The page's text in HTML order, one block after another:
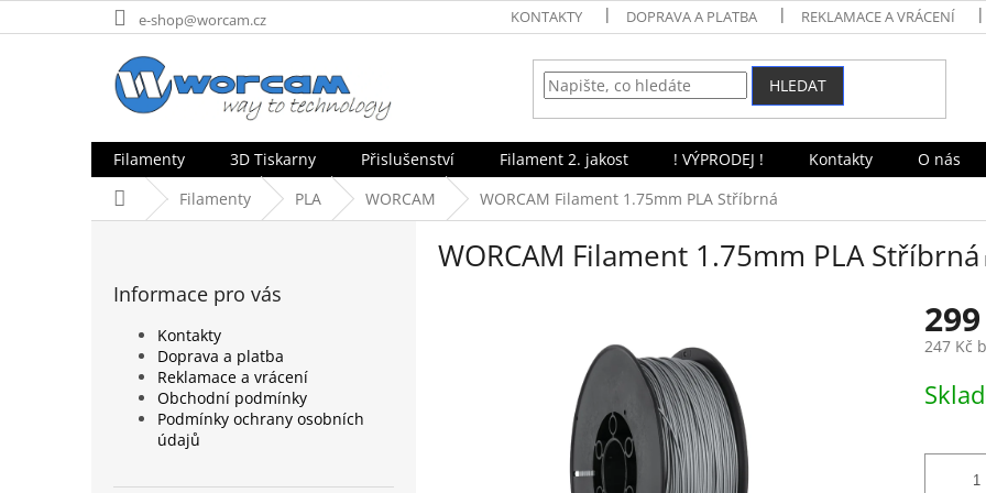
na
e-shop@worcam.cz KONTAKTY DOPRAVA A PLATBA REKLAMACE A VRÁCENÍ
HLEDAT
Filamenty 3D Tiskarny Přislušenství Filament 2. jakost ! VÝPRODEJ ! Kontakty
O nás
Domů Filamenty PLA WORCAM WORCAM Filament 1.75mm PLA Stříbrná
Informace pro vás
Kontakty
Doprava a platba
Reklamace a vrácení
Obchodní podmínky
Podmínky ochrany osobních
údajů
WORCAM Filament 1.75mm PLA Stříbrná
247 Kč
cena: